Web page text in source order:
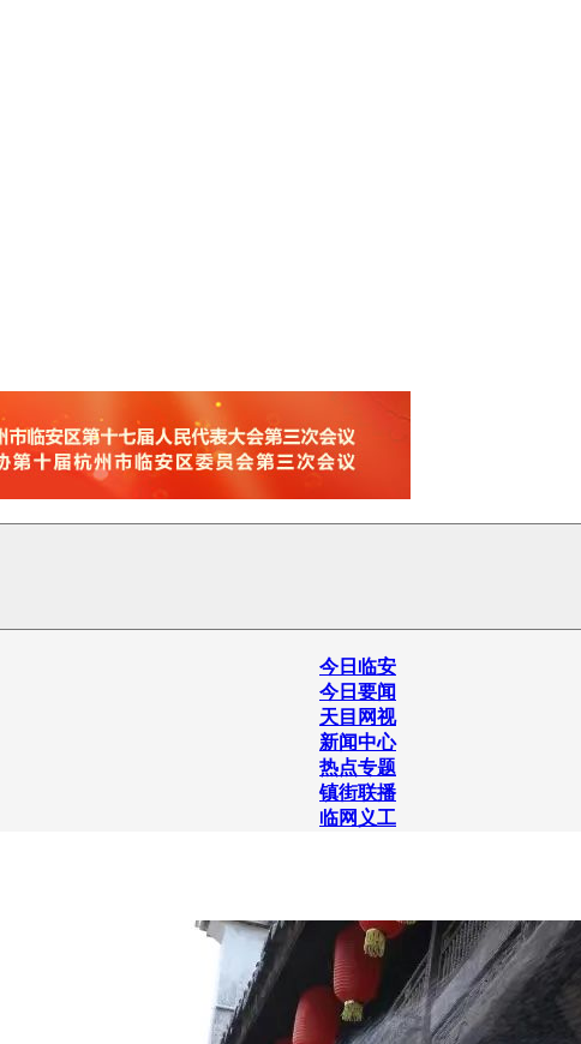
今日临安
今日要闻
天目网视
新闻中心
热点专题
镇街联播
临网义工